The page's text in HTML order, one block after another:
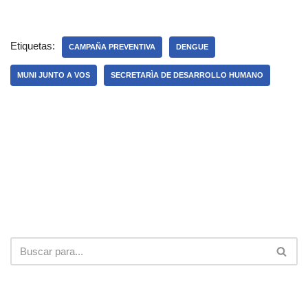
Etiquetas: CAMPAÑA PREVENTIVA DENGUE
MUNI JUNTO A VOS SECRETARÌA DE DESARROLLO HUMANO